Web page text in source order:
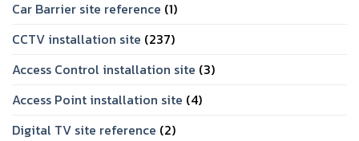
Car Barrier site reference (1)
CCTV installation site (237)
Access Control installation site (3)
Access Point installation site (4)
Digital TV site reference (2)